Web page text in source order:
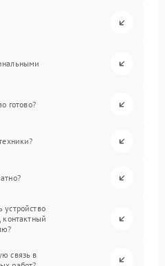
готово?
контактный
связь в